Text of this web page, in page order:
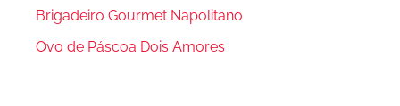
Brigadeiro Gourmet Napolitano
Ovo de Páscoa Dois Amores